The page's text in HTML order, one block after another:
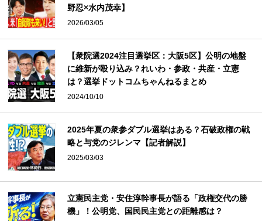
野忍×水内茂幸】
2026/03/05
【衆院選2024注目選挙区：大阪5区】公明の地盤
に維新が殴り込み？れいわ・参政・共産・立憲
は？選挙ドットコムちゃんねるまとめ
2024/10/10
2025年夏の衆参ダブル選挙はある？石破政権の戦
略と与党のジレンマ【記者解説】
2025/03/03
立憲民主党・安住淳幹事長が語る「政権交代の勝
機」！公明党、国民民主党との距離感は？